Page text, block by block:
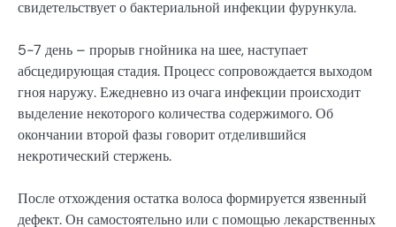
свидетельствует о бактериальной инфекции фурункула.
5-7 день – прорыв гнойника на шее, наступает
абсцедирующая стадия. Процесс сопровождается выходом
гноя наружу. Ежедневно из очага инфекции происходит
выделение некоторого количества содержимого. Об
окончании второй фазы говорит отделившийся
некротический стержень.
После отхождения остатка волоса формируется язвенный
дефект. Он самостоятельно или с помощью лекарственных